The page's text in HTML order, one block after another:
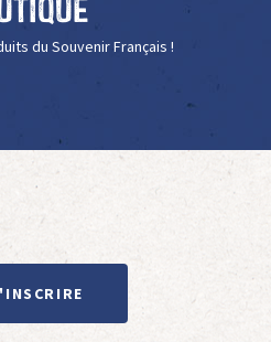
du Souvenir Français !